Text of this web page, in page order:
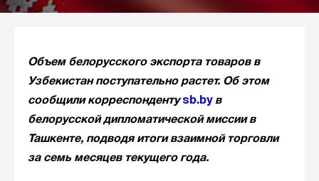
Объем белорусского экспорта товаров в
Узбекистан поступательно растет. Об этом
сообщили корреспонденту sb.byв
белорусской дипломатической миссии в
Ташкенте, подводя итоги взаимной торговли
за семь месяцев текущего года.